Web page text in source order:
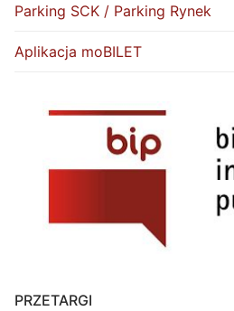
Parking SCK / Parking Rynek
Aplikacja moBILET
PRZETARGI